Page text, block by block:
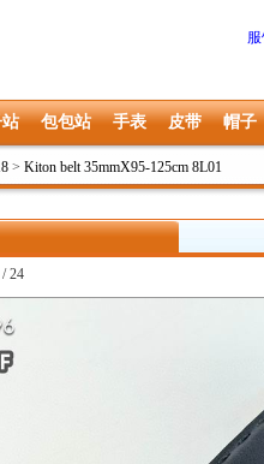
包包站 手表 皮带 帽子
> Kiton belt 35mmX95-125cm 8L01
/ 24